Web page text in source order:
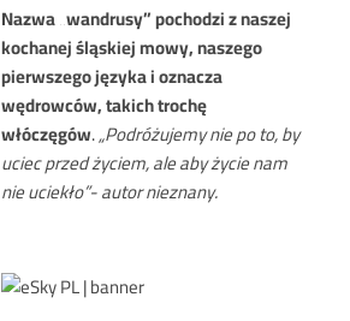
Nazwa„wandrusy” pochodzi z naszej
kochanej śląskiej mowy, naszego
pierwszego języka i oznacza
wędrowców, takich trochę
włóczęgów.„Podróżujemy nie po to, by
uciec przed życiem, ale aby życie nam
nie uciekło”- autor nieznany.